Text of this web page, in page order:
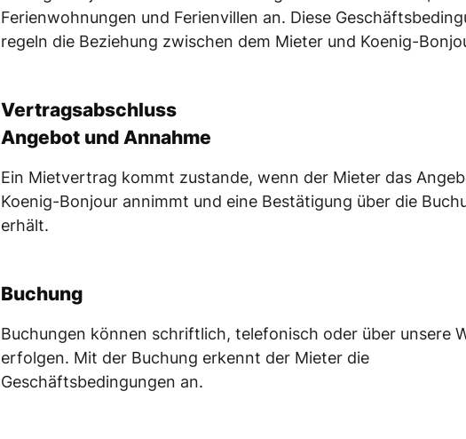
Ferienwohnungen und Ferienvillen an. Diese
regeln die Beziehung zwischen dem Mieter und Koenig-
Vertragsabschluss
Angebot und Annahme
Ein Mietvertrag kommt zustande, wenn der Mieter das
Koenig-Bonjour annimmt und eine Bestätigung über die
erhält.
Buchung
Buchungen können schriftlich, telefonisch oder über unsere
erfolgen. Mit der Buchung erkennt der Mieter die
Geschäftsbedingungen an.